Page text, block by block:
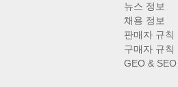
뉴스 정보
채용 정보
판매자 규칙
구매자 규칙
GEO & SEO